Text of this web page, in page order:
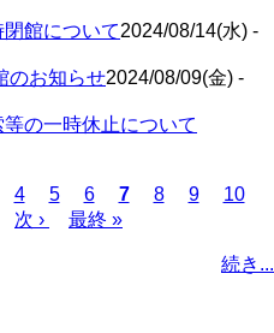
館について2024/08/14(水) -
のお知らせ2024/08/09(金) -
の一時休止について
ペ
ー
4
ペ
5
ペ
ー
6
カ
レ
7
ペ
8
ペ
9
ペ
10
次
次 ›
最
最終 »
続き...